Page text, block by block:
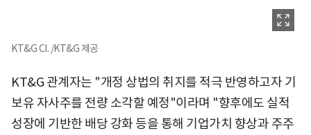
KT&G CI. /KT&G 제공
KT&G 관계자는 "개정 상법의 취지를 적극 반영하고자 기
보유 자사주를 전량 소각할 예정"이라며 "향후에도 실적
성장에 기반한 배당 강화 등을 통해 기업가치 향상과 주주